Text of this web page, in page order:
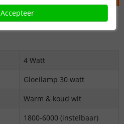
4 Watt
Gloeilamp 30 watt
Warm & koud wit
1800-6000 (instelbaar)
Accepteer